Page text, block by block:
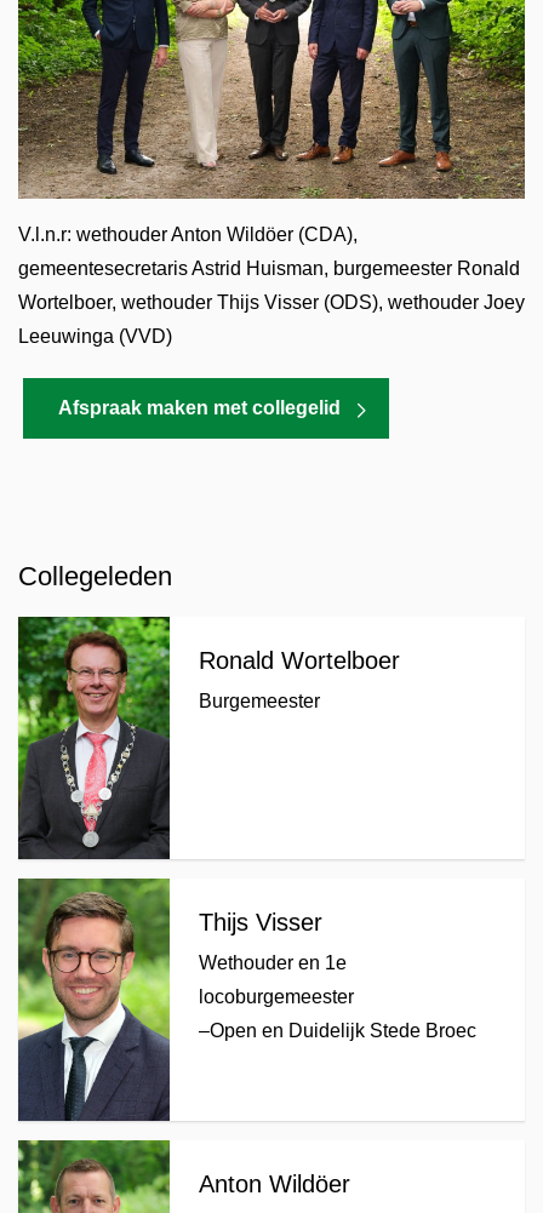
V.l.n.r: wethouder Anton Wildöer (CDA),
gemeentesecretaris Astrid Huisman, burgemeester Ronald
Wortelboer, wethouder Thijs Visser (ODS), wethouder Joey
Leeuwinga (VVD)
Afspraak maken met collegelid
Collegeleden
Ronald Wortelboer
Burgemeester
Thijs Visser
Wethouder en 1e
locoburgemeester
–Open en Duidelijk Stede Broec
Anton Wildöer